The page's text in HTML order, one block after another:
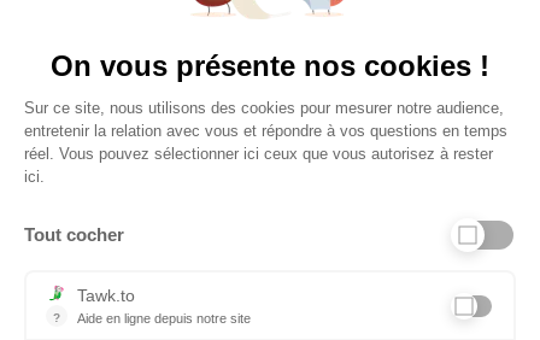
On vous présente nos cookies !
Sur ce site, nous utilisons des cookies pour mesurer notre audience,
entretenir la relation avec vous et répondre à vos questions en temps
réel. Vous pouvez sélectionner ici ceux que vous autorisez à rester
ici.
Tout cocher
?
Tawk.to
Aide en ligne depuis notre site